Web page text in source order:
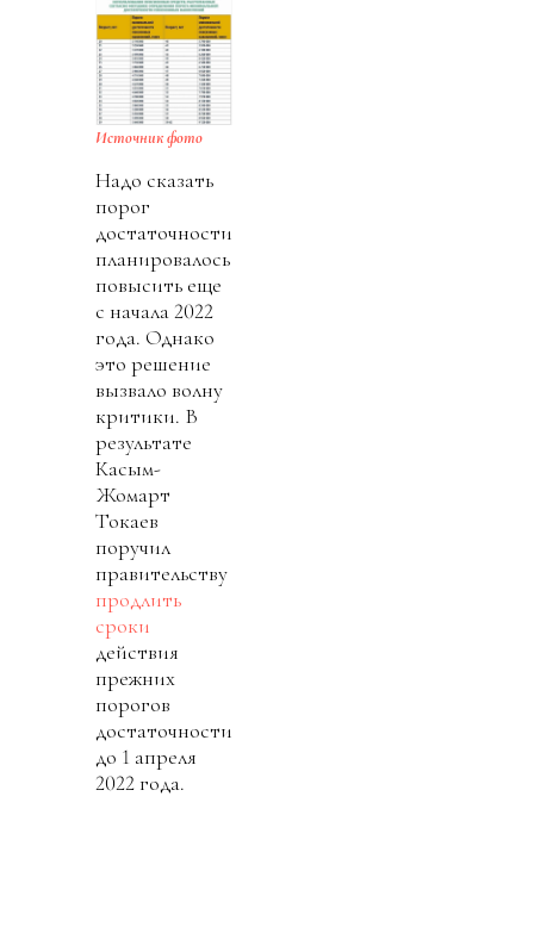
Источник фото
Надо сказать
порог
достаточности
планировалось
повысить еще
с начала 2022
года. Однако
это решение
вызвало волну
критики. В
результате
Касым-
Жомарт
Токаев
поручил
правительству
продлить
сроки
действия
прежних
порогов
достаточности
до 1 апреля
2022 года.